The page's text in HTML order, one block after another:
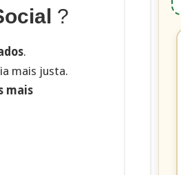
?
.
mais justa.
mais